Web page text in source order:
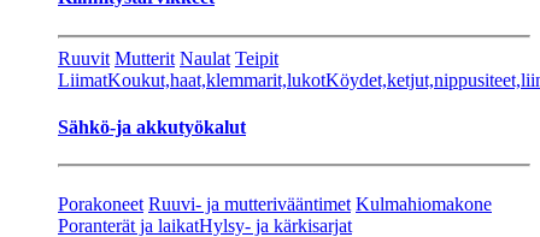
Ruuvit Mutterit Naulat Teipit
LiimatKoukut,haat,klemmarit,lukot
Sähkö-ja akkutyökalut
Porakoneet Ruuvi- ja mutterivääntimet Kulmahiomakone
Poranterät ja laikatHylsy- ja kärkisarjat